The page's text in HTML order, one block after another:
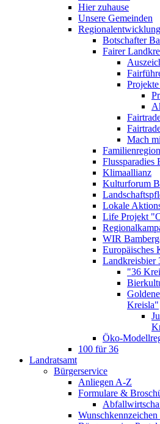
Hier zuhause
Unsere Gemeinden
Regionalentwicklung
Botschafter
Fairer
Mach
Flussparadies
Klimaallianz
Kulturforum
Lokale
Life Projekt
WIR
Europäisches
Landkreisbier
"36
Kreisla"
Öko-
100 für 36
Landratsamt
Bürgerservice
Anliegen A-Z
Formulare &